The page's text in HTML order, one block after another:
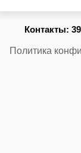
Контакты:
Политика